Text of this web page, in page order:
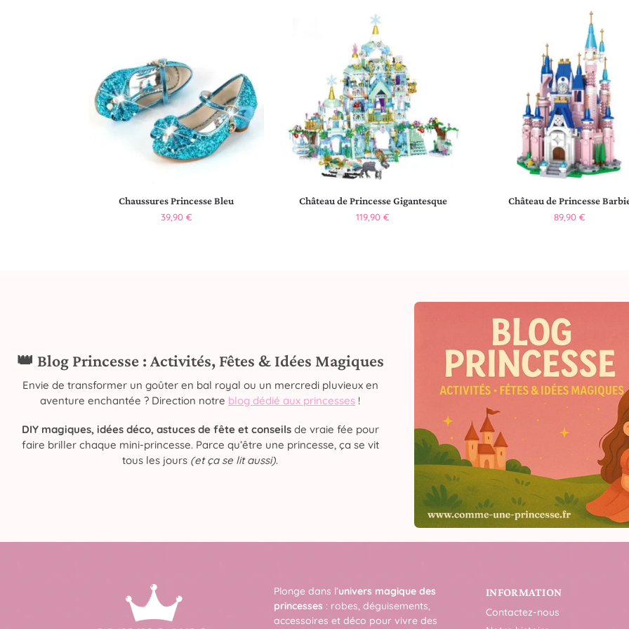
Chaussures Princesse Bleu
39,90 €
Château de Princesse Gigantesque
119,90€
Château de Princesse
89,90 €
👑 Blog Princesse : Activités, Fêtes & Idées Magiques
Envie de transformer un goûter en bal royal ou un mercredi pluvieux en
aventure enchantée ? Direction notre blog dédié aux princesses !
DIY magiques, idées déco, astuces de fête et conseilsde vraie fée pour
faire briller chaque mini-princesse. Parce qu’être une princesse, ça se vit
tous les jours (et ça se lit aussi).
Plonge dans l’univers magique des
princesses : robes, déguisements,
accessoires et déco pour vivre des
INFORMATION
Contactez-nous